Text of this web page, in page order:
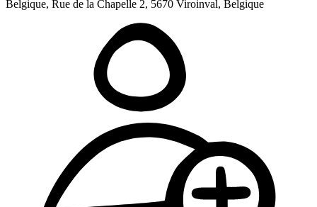
Belgique, Rue de la Chapelle 2, 5670 Viroinval, Belgique